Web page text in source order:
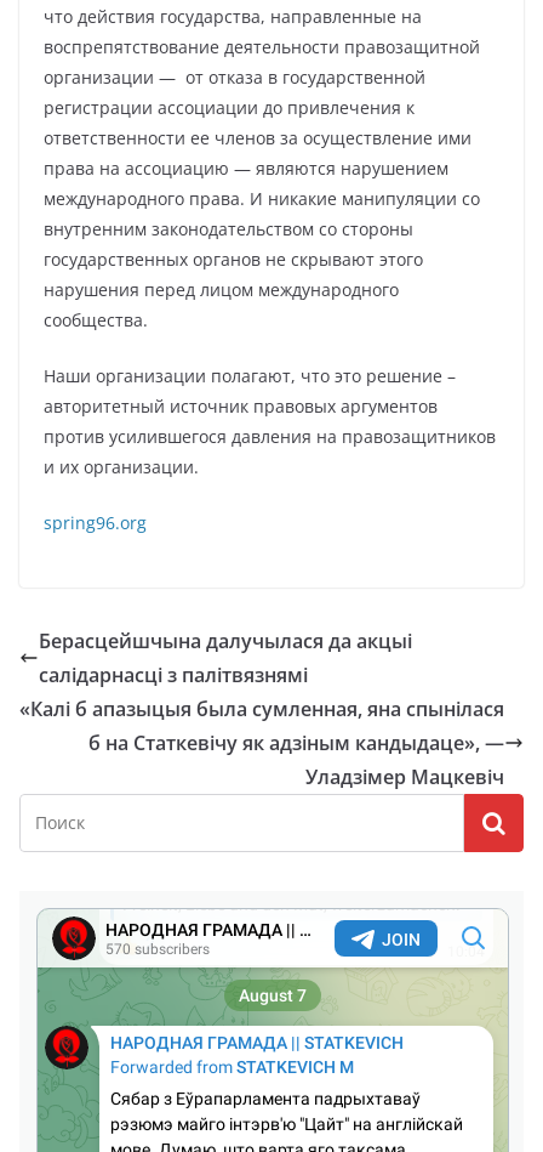
что действия государства, направленные на
воспрепятствование деятельности правозащитной
организации — от отказа в государственной
регистрации ассоциации до привлечения к
ответственности ее членов за осуществление ими
права на ассоциацию — являются нарушением
международного права. И никакие манипуляции со
внутренним законодательством со стороны
государственных органов не скрывают этого
нарушения перед лицом международного
сообщества.
Наши организации полагают, что это решение –
авторитетный источник правовых аргументов
против усилившегося давления на правозащитников
и их организации.
spring96.org
Берасцейшчына далучылася да акцыі
салідарнасці з палітвязнямі
«Калі б апазыцыя была сумленная, яна спынілася
б на Статкевічу як адзіным кандыдаце», —
Уладзімер Мацкевіч